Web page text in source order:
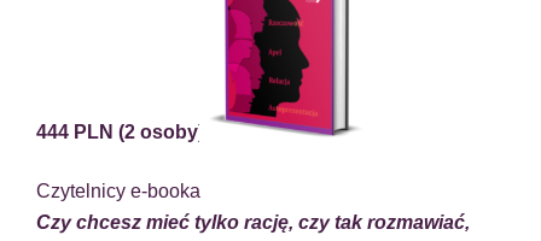
444 PLN (2 osoby).
Czytelnicy e-booka
Czy chcesz mieć tylko rację, czy tak rozmawiać,